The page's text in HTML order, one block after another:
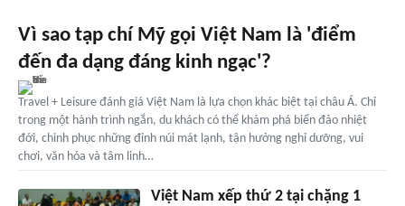
Vì sao tạp chí Mỹ gọi Việt Nam là 'điểm
đến đa dạng đáng kinh ngạc'?
Travel + Leisure đánh giá Việt Nam là lựa chọn khác biệt tại châu Á. Chỉ
trong một hành trình ngắn, du khách có thể khám phá biển đảo nhiệt
đới, chinh phục những đỉnh núi mát lạnh, tận hưởng nghỉ dưỡng, vui
chơi, văn hóa và tâm linh…
Việt Nam xếp thứ 2 tại chặng 1